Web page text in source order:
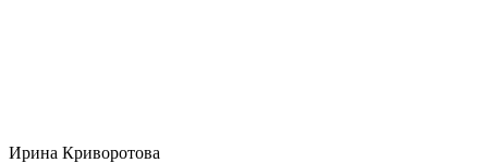
Ирина Криворотова